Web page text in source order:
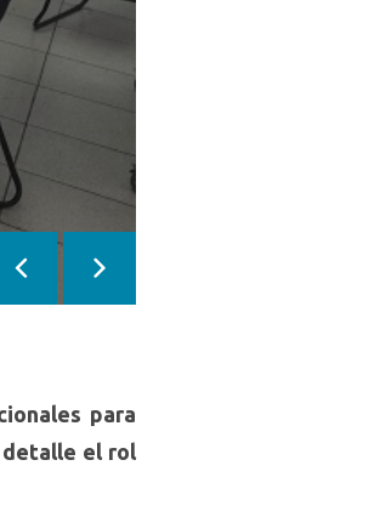
Anterior Siguiente
para
detalle el rol